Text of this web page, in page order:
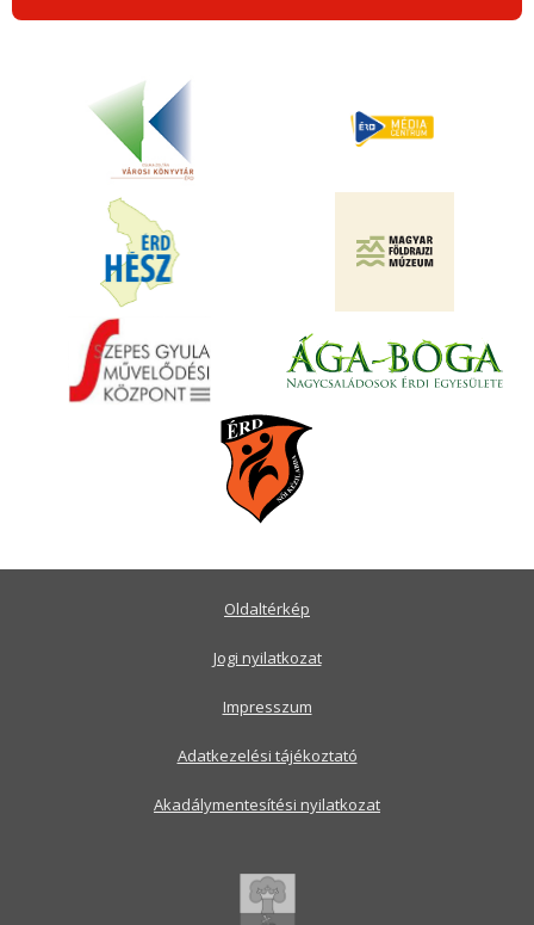
Oldaltérkép
Jogi nyilatkozat
Impresszum
Adatkezelési tájékoztató
Akadálymentesítési nyilatkozat